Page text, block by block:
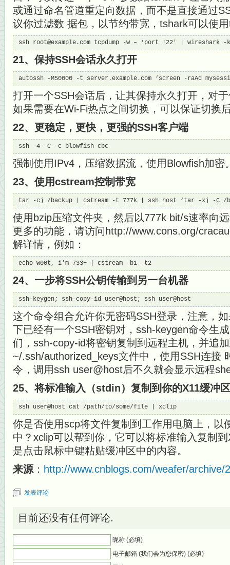
或通过命名管道重定向数据，而不是直接通过
议你过滤数 据包，以节约带宽，tshark可以使
ssh root@example.com tcpdump -w – ‘port !22′ | wireshark
21、保持SSH会话永久打开
autossh -M50000 -t server.example.com ‘screen -raAd
打开一个SSH会话后，让其保持永久打开，对
如果需要在Wi-Fi热点之间切换，可以保证切换
22、更稳定，更快，更强的SSH客户端
ssh -4 -C -c blowfish-cbc
强制使用IPv4，压缩数据流，使用Blowfish加密
23、使用cstream控制带宽
tar -cj /backup | cstream -t 777k | ssh host ‘tar -xj -C /
使用bzip压缩文件夹，然后以777k bit/s速率向
更多的功能，请访问http://www.cons.org/
解详情，例如：
echo w00t, i’m 733+ | cstream -b1 -t2
24、一步将SSH公钥传输到另一台机器
ssh-keygen; ssh-copy-id user@host; ssh user@host
这个命令组合允许你无密码SSH登录，注意，
下已经有一个SSH密钥对，ssh-keygen命令生
们，ssh-copy-id将密钥复制到远程主机，并追
~/.ssh/authorized_keys文件中，使用SSH连接
令，调用ssh user@host后不久就会显示远程
25、将标准输入（stdin）复制到你的X11缓冲区
ssh user@host cat /path/to/some/file | xclip
你是否使用scp将文件复制到工作用电脑上，以
中？xclip可以帮到你，它可以将标准输入复制
是点击鼠标中键粘贴缓冲区中的内容。
来源 ： http://www.cnblogs.com/weafer/archive/
发表评论
目前还没有任何评论.
昵称 (必填)
电子邮箱 (我们会为您保密) (必填)